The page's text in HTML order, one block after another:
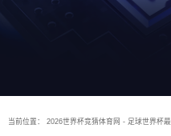
当前位置： 2026世界杯竞猜体育网 - 足球世界杯